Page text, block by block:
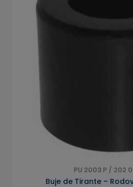
PU 2003 P / 202
Buje de Tirante –